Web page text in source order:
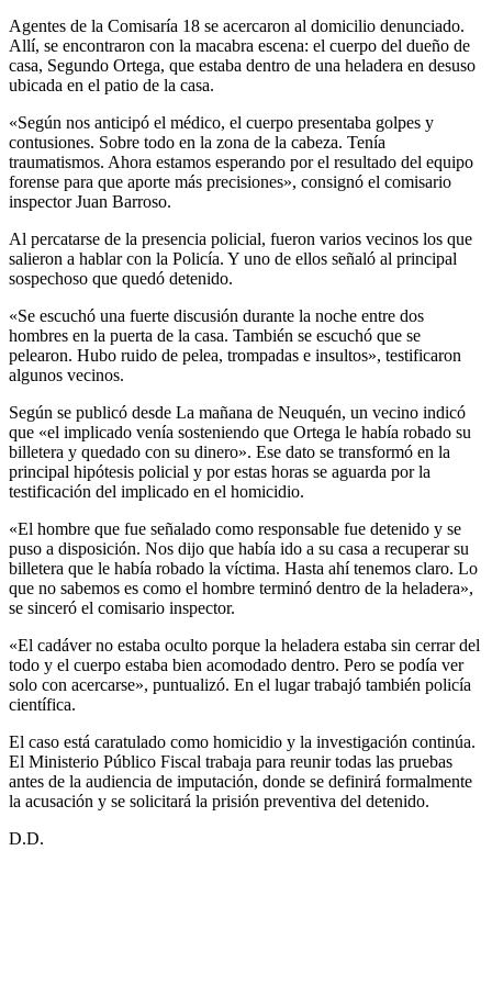
Agentes de la Comisaría 18 se acercaron al domicilio denunciado.
Allí, se encontraron con la macabra escena: el cuerpo del dueño de
casa, Segundo Ortega, que estaba dentro de una heladera en desuso
ubicada en el patio de la casa.
«Según nos anticipó el médico, el cuerpo presentaba golpes y
contusiones. Sobre todo en la zona de la cabeza. Tenía
traumatismos. Ahora estamos esperando por el resultado del equipo
forense para que aporte más precisiones», consignó el comisario
inspector Juan Barroso.
Al percatarse de la presencia policial, fueron varios vecinos los que
salieron a hablar con la Policía. Y uno de ellos señaló al principal
sospechoso que quedó detenido.
«Se escuchó una fuerte discusión durante la noche entre dos
hombres en la puerta de la casa. También se escuchó que se
pelearon. Hubo ruido de pelea, trompadas e insultos», testificaron
algunos vecinos.
Según se publicó desde La mañana de Neuquén, un vecino indicó
que «el implicado venía sosteniendo que Ortega le había robado su
billetera y quedado con su dinero». Ese dato se transformó en la
principal hipótesis policial y por estas horas se aguarda por la
testificación del implicado en el homicidio.
«El hombre que fue señalado como responsable fue detenido y se
puso a disposición. Nos dijo que había ido a su casa a recuperar su
billetera que le había robado la víctima. Hasta ahí tenemos claro. Lo
que no sabemos es como el hombre terminó dentro de la heladera»,
se sinceró el comisario inspector.
«El cadáver no estaba oculto porque la heladera estaba sin cerrar del
todo y el cuerpo estaba bien acomodado dentro. Pero se podía ver
solo con acercarse», puntualizó. En el lugar trabajó también policía
científica.
El caso está caratulado como homicidio y la investigación continúa.
El Ministerio Público Fiscal trabaja para reunir todas las pruebas
antes de la audiencia de imputación, donde se definirá formalmente
la acusación y se solicitará la prisión preventiva del detenido.
D.D.